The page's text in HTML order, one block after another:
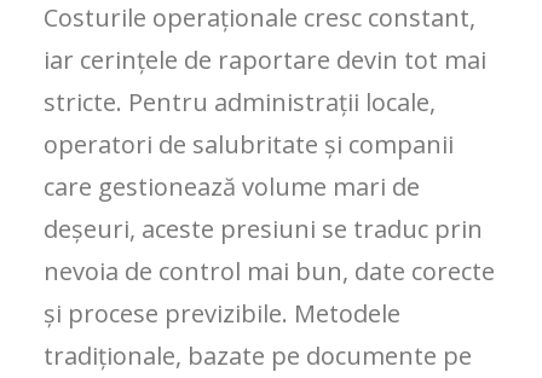
Costurile operaționale cresc constant,
iar cerințele de raportare devin tot mai
stricte. Pentru administrații locale,
operatori de salubritate și companii
care gestionează volume mari de
deșeuri, aceste presiuni se traduc prin
nevoia de control mai bun, date corecte
și procese previzibile. Metodele
tradiționale, bazate pe documente pe